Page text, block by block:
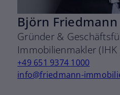
Björn Friedmann
Gründer &
Immobilienmakler (IHK
+49 651 9374 1000
info@friedmann-